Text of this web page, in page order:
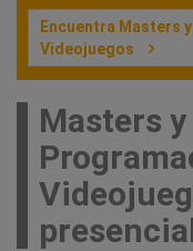
Encuentra Masters
Videojuegos
Masters